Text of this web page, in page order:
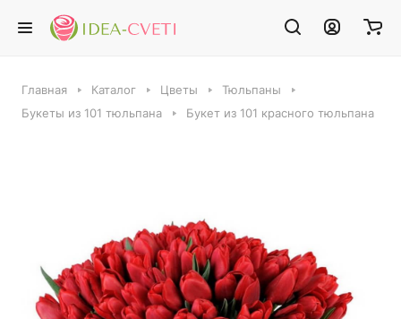
Главная Каталог Цветы
Тюльпаны
Букеты из 101 тюльпана
Букет из 101 красного тюльпана